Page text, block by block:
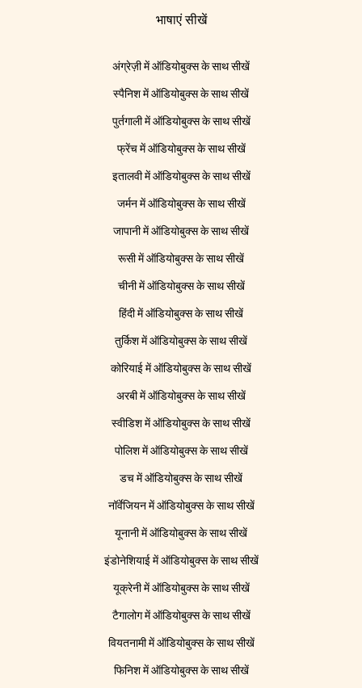
भाषाएं सीखें
अंग्रेज़ी में ऑडियोबुक्स के साथ सीखें
स्पैनिश में ऑडियोबुक्स के साथ सीखें
पुर्तगाली में ऑडियोबुक्स के साथ सीखें
फ्रेंच में ऑडियोबुक्स के साथ सीखें
इतालवी में ऑडियोबुक्स के साथ सीखें
जर्मन में ऑडियोबुक्स के साथ सीखें
जापानी में ऑडियोबुक्स के साथ सीखें
रूसी में ऑडियोबुक्स के साथ सीखें
चीनी में ऑडियोबुक्स के साथ सीखें
हिंदी में ऑडियोबुक्स के साथ सीखें
तुर्किश में ऑडियोबुक्स के साथ सीखें
कोरियाई में ऑडियोबुक्स के साथ सीखें
अरबी में ऑडियोबुक्स के साथ सीखें
स्वीडिश में ऑडियोबुक्स के साथ सीखें
पोलिश में ऑडियोबुक्स के साथ सीखें
डच में ऑडियोबुक्स के साथ सीखें
नॉर्वेजियन में ऑडियोबुक्स के साथ सीखें
यूनानी में ऑडियोबुक्स के साथ सीखें
इंडोनेशियाई में ऑडियोबुक्स के साथ सीखें
यूक्रेनी में ऑडियोबुक्स के साथ सीखें
टैगालोग में ऑडियोबुक्स के साथ सीखें
वियतनामी में ऑडियोबुक्स के साथ सीखें
फिनिश में ऑडियोबुक्स के साथ सीखें